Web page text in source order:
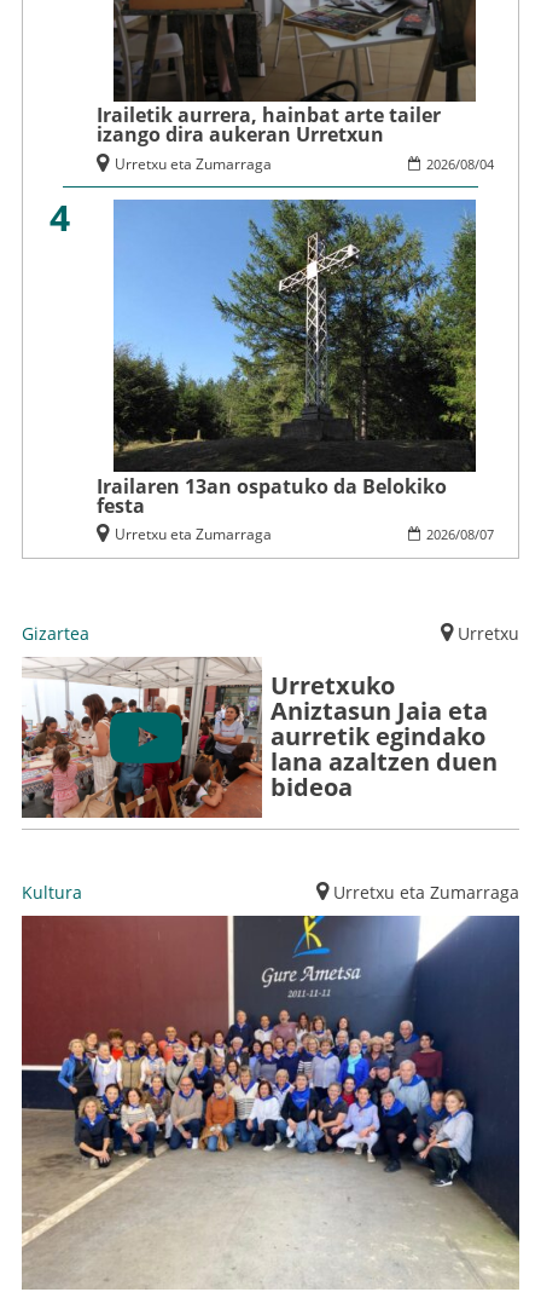
Irailetik aurrera, hainbat arte tailer
izango dira aukeran Urretxun
2026/08/04
Urretxu eta Zumarraga
4
Irailaren 13an ospatuko da Belokiko
festa
2026/08/07
Urretxu eta Zumarraga
Gizartea Urretxu
Urretxuko
Aniztasun Jaia eta
aurretik egindako
lana azaltzen duen
bideoa
Kultura Urretxu eta Zumarraga